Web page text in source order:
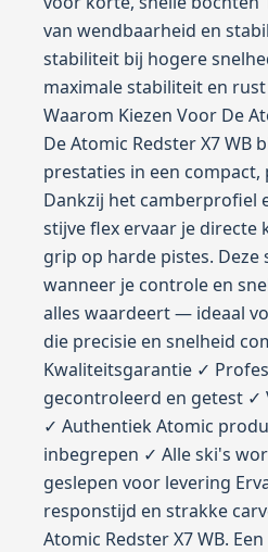
van wendbaarheid en
stabiliteit bij hogere
maximale stabiliteit en
Waarom Kiezen Voor De
De Atomic Redster X7 WB
prestaties in een
Dankzij het camberprofiel
stijve flex ervaar je directe
grip op harde pistes. Deze
wanneer je controle en
alles waardeert — ideaal
die precisie en snelheid
Kwaliteitsgarantie ✓
gecontroleerd en getest ✓
✓ Authentiek Atomic
inbegrepen ✓ Alle ski's
geslepen voor levering
responstijd en strakke
Atomic Redster X7 WB.